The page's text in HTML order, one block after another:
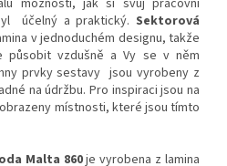
účelný a praktický. Sektorová
v jednoduchém designu, takže
působit vzdušně a Vy se v něm
prvky sestavy jsou vyrobeny z
na údržbu. Pro inspiraci jsou na
místnosti, které jsou tímto
Malta 860je vyrobena z lamina